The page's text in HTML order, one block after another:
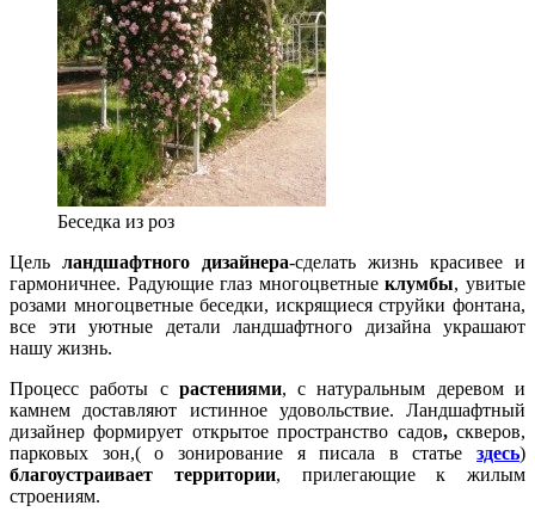
Беседка из роз
Цель ландшафтного дизайнера-сделать жизнь красивее и
гармоничнее. Радующие глаз многоцветныеклумбы, увитые
розами многоцветные беседки, искрящиеся струйки фонтана,
все эти уютные детали ландшафтного дизайна украшают
нашу жизнь.
Процесс работы срастениями, с натуральным деревом и
камнем доставляют истинное удовольствие. Ландшафтный
дизайнер формирует открытое пространство садов,скверов,
парковых зон,( о зонирование я писала в статье здесь)
благоустраивает территории, прилегающие к жилым
строениям.